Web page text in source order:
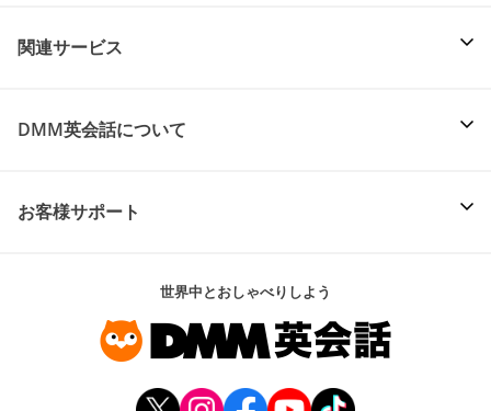
関連サービス
DMM英会話について
お客様サポート
世界中とおしゃべりしよう